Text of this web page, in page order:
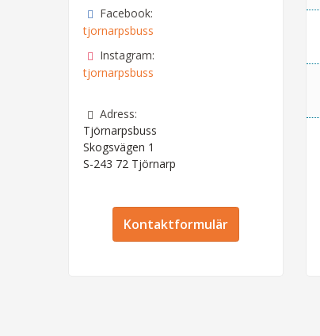
Facebook:
tjornarpsbuss
Instagram:
tjornarpsbuss
Adress:
Tjörnarpsbuss
Skogsvägen 1
S-243 72 Tjörnarp
Kontaktformulär